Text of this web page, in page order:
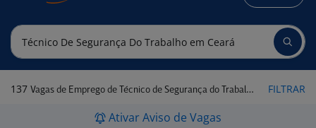
137 Vagas de Emprego de Técnico de Segurança do Trabalho em Ceará FILTRAR
Ativar Aviso de Vagas